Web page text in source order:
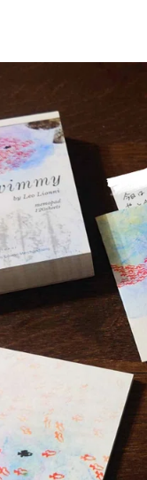
MESSAGE
代表メッセージ
PRESIDENT